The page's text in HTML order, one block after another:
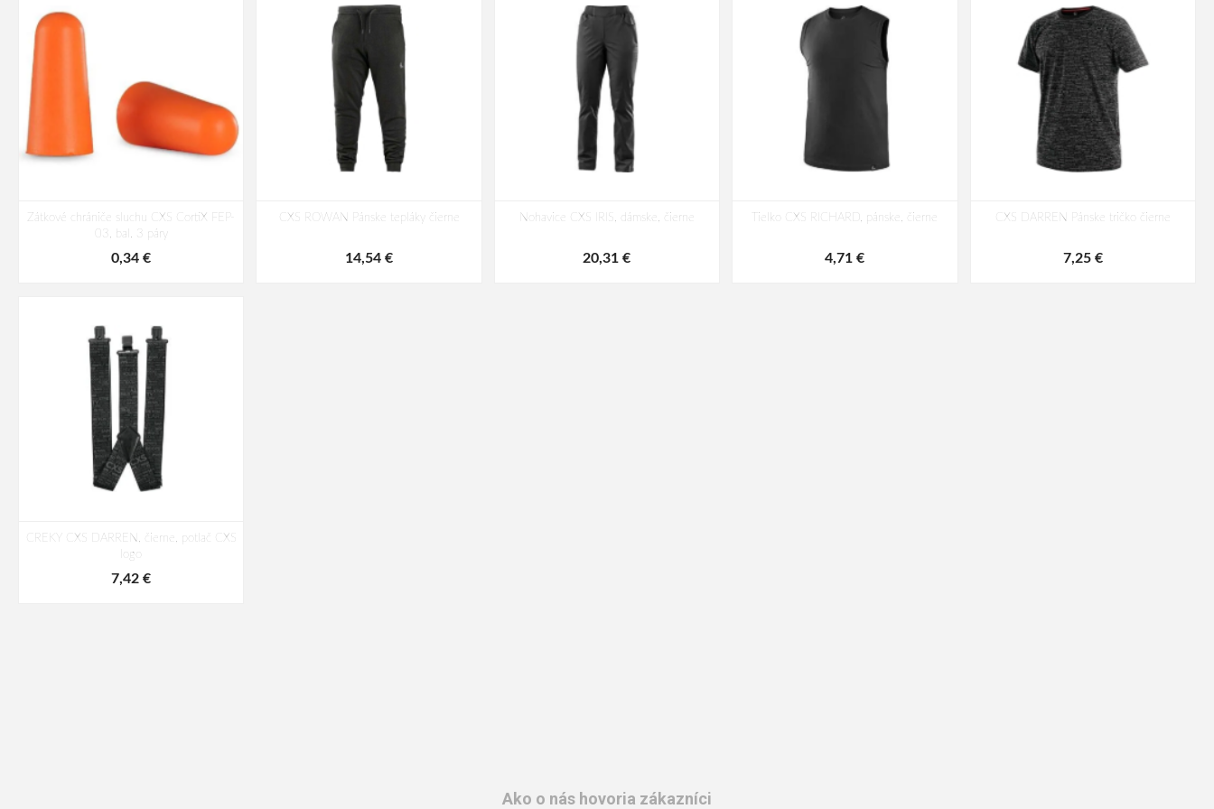
Zátkové chrániče sluchu CXS CortiX FEP-
03, bal. 3 páry
0,34 €
CXS ROWAN Pánske tepláky čierne
14,54 €
Nohavice CXS IRIS, dámske, čierne
20,31 €
Tielko CXS RICHARD, pánske, čierne
4,71 €
CXS DARREN Pánske tričko čierne
7,25 €
CREKY CXS DARREN, čierne, potlač CXS
logo
7,42 €
Ako o nás hovoria zákazníci